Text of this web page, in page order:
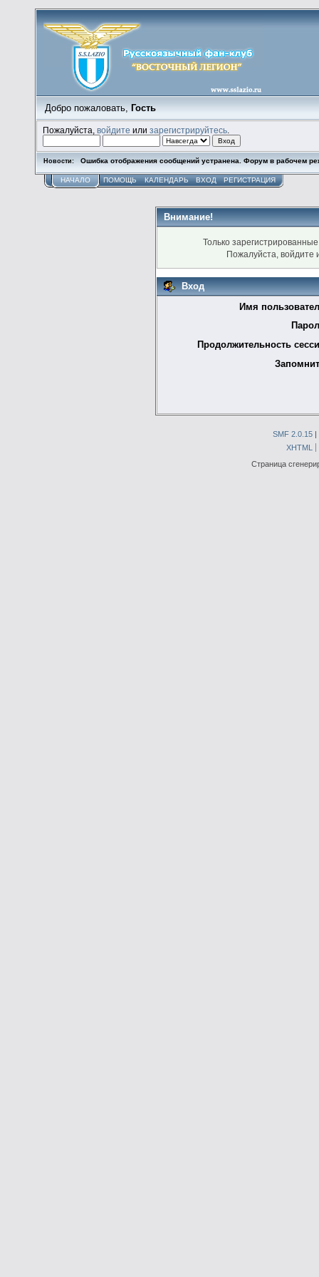
Добро пожаловать, Гость
Пожалуйста,войдите илизарегистрируйтесь
Новости: Ошибка отображения сообщений устранена. Форум в рабочем
НАЧАЛО ПОМОЩЬ КАЛЕНДАРЬ ВХОД РЕГИСТРАЦИЯ
Внимание!
Только
Пожалуйста, войдите
Вход
Имя
Продолжительность
SMF 2.0.15 |
XHTML
Страница